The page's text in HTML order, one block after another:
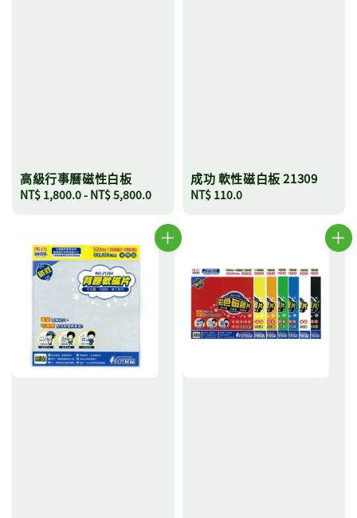
高級行事曆磁性白板
Regular
NT$ 1,800.0- NT$ 5,800.0
成功 軟性磁白板 21309
Regular
NT$ 110.0